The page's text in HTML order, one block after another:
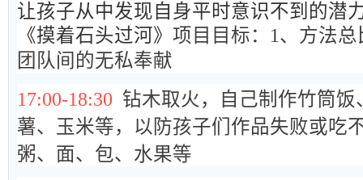
让孩子从中发现自身平时意识不到的潜
《摸着石头过河》 项目目标：1、方法
团队间的无私奉献
17:00-18:30 钻木取火，自己制作竹筒
薯、玉米等，以防孩子们作品失败或吃
粥、面、包、水果等